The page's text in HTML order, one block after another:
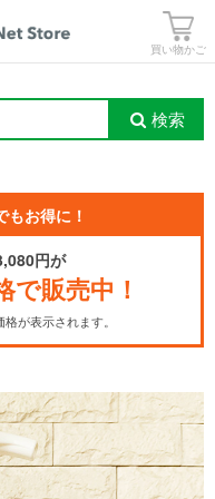
買い物かご
検索
お得に！
円が
で販売中！
が表示されます。